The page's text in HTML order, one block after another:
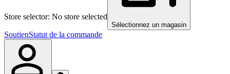
Store selector: No store selected
Sélectionnez un magasin
SoutienStatut de la commande